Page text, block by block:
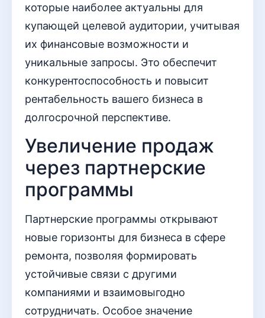
которые наиболее актуальны для
купающей целевой аудитории, учитывая
их финансовые возможности и
уникальные запросы. Это обеспечит
конкурентоспособность и повысит
рентабельность вашего бизнеса в
долгосрочной перспективе.
Увеличение продаж
через партнерские
программы
Партнерские программы открывают
новые горизонты для бизнеса в сфере
ремонта, позволяя формировать
устойчивые связи с другими
компаниями и взаимовыгодно
сотрудничать. Особое значение